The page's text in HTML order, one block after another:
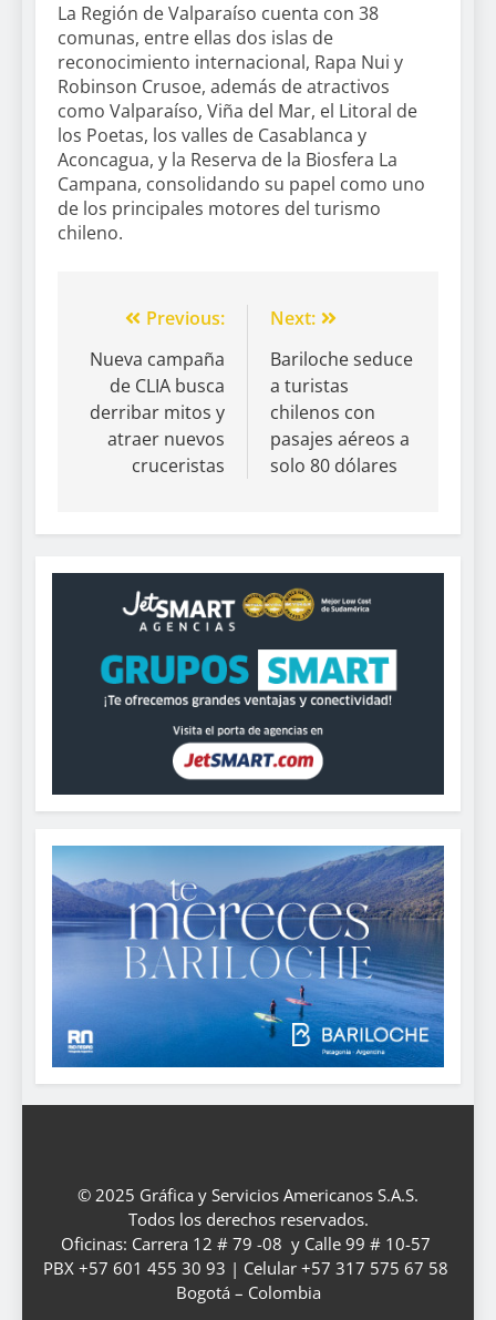
La Región de Valparaíso cuenta con 38
comunas, entre ellas dos islas de
reconocimiento internacional, Rapa Nui y
Robinson Crusoe, además de atractivos
como Valparaíso, Viña del Mar, el Litoral de
los Poetas, los valles de Casablanca y
Aconcagua, y la Reserva de la Biosfera La
Campana, consolidando su papel como uno
de los principales motores del turismo
chileno.
Previous:
Nueva campaña
de CLIA busca
derribar mitos y
atraer nuevos
cruceristas
Next:
Bariloche seduce
a turistas
chilenos con
pasajes aéreos a
solo 80 dólares
© 2025 Gráfica y Servicios Americanos S.A.S.
Todos los derechos reservados.
Oficinas: Carrera 12 # 79 -08 y Calle 99 # 10-57
PBX +57 601 455 30 93 | Celular +57 317 575 67 58
Bogotá – Colombia